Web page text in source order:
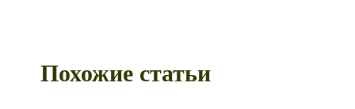
Похожие статьи